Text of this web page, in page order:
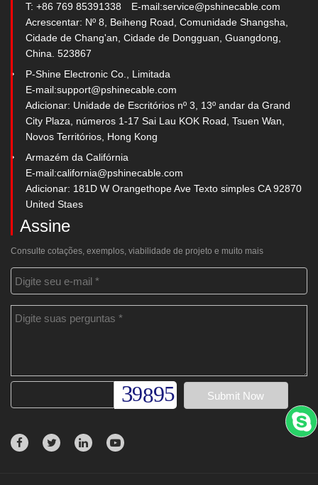
T: +86 769 85391338
E-mail:service@pshinecable.com
Acrescentar: Nº 8, Beiheng Road, Comunidade Shangsha,
Cidade de Chang'an, Cidade de Dongguan, Guangdong,
China. 523867
P-Shine Electronic Co., Limitada
E-mail:support@pshinecable.com
Adicionar: Unidade de Escritórios nº 3, 13º andar da Grand
City Plaza, números 1-17 Sai Lau KOK Road, Tsuen Wan,
Novos Territórios, Hong Kong
Armazém da Califórnia
E-mail:california@pshinecable.com
Adicionar: 181D W Orangethope Ave Texto simples CA 92870
United Staes
Assine
Consulte cotações, exemplos, viabilidade de projeto e muito mais